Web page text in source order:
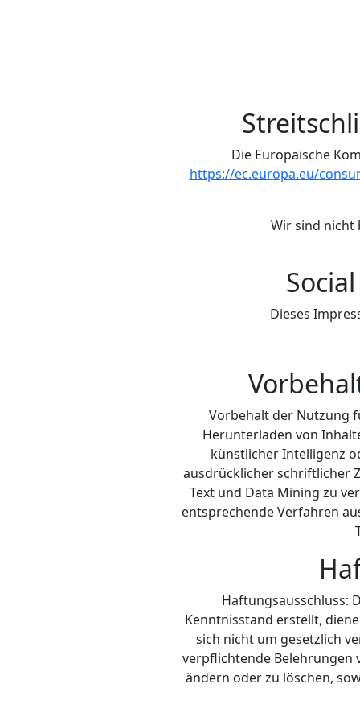
Die Europäische
https://ec.europa.eu/
Wir sind nicht
Dieses
Vorbehalt der Nutzung
Herunterladen von
künstlicher Intelligenz
ausdrücklicher schriftlicher
Text und Data Mining zu
entsprechende Verfahren
Haftungsausschluss:
Kenntnisstand erstellt,
sich nicht um gesetzlich
verpflichtende Belehrungen
ändern oder zu löschen,